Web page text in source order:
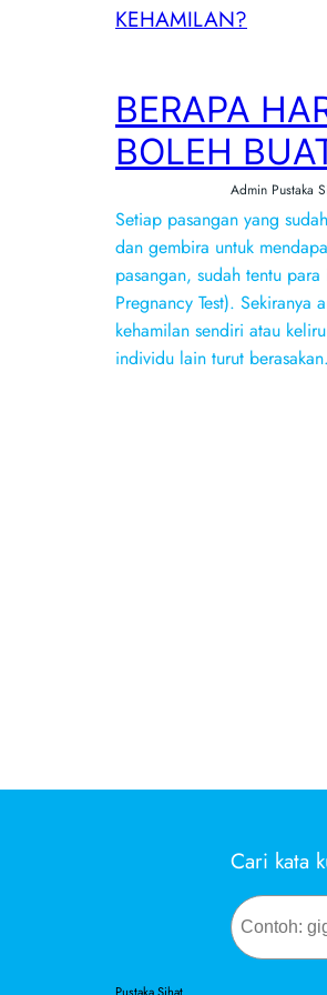
BERAPA
BOLEH
Admin Pustaka
Setiap pasangan yang
dan gembira untuk
pasangan, sudah tentu
Pregnancy Test). Sekiranya
kehamilan sendiri atau
individu lain turut
Cari kata
Search
Pustaka Sihat